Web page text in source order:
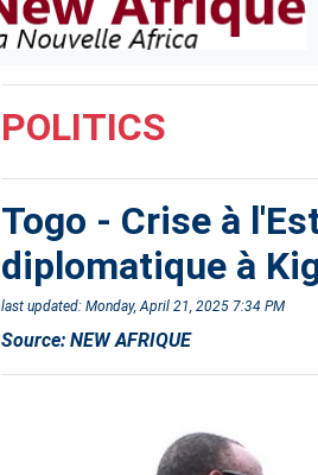
POLITICS
Togo - Crise à
diplomatique à
last updated: Monday, April 21, 2025 7:34 PM
Source: NEW AFRIQUE